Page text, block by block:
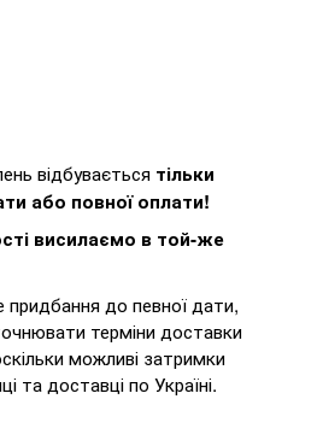
відбувається тільки
або повної оплати!
висилаємо в той-же
до певної дати,
терміни доставки
можливі затримки
та доставці по Україні.